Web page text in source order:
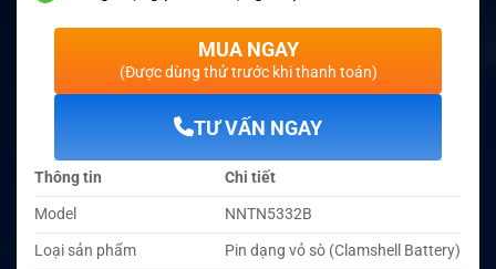
MUA NGAY
(Được dùng thử trước khi thanh toán)
TƯ VẤN NGAY
Thông tin
Chi tiết
Model
NNTN5332B
Loại sản phẩm
Pin dạng vỏ sò (Clamshell Battery)